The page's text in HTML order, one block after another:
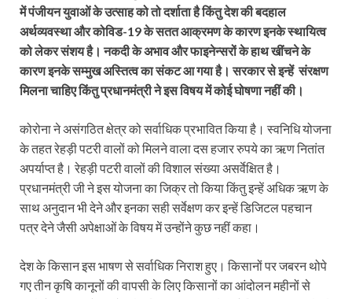
में पंजीयन युवाओं के उत्साह को तो दर्शाता है किंतु देश की बदहाल
अर्थव्यवस्था और कोविड-19 के सतत आक्रमण के कारण इनके स्थायित्व
को लेकर संशय है। नकदी के अभाव और फाइनेन्सरों के हाथ खींचने के
कारण इनके सम्मुख अस्तित्व का संकट आ गया है। सरकार से इन्हें संरक्षण
मिलना चाहिए किंतु प्रधानमंत्री ने इस विषय में कोई घोषणा नहीं की।
कोरोना ने असंगठित क्षेत्र को सर्वाधिक प्रभावित किया है। स्वनिधि योजना
के तहत रेहड़ी पटरी वालों को मिलने वाला दस हजार रुपये का ऋण नितांत
अपर्याप्त है। रेहड़ी पटरी वालों की विशाल संख्या असर्वेक्षित है।
प्रधानमंत्री जी ने इस योजना का जिक्र तो किया किंतु इन्हें अधिक ऋण के
साथ अनुदान भी देने और इनका सही सर्वेक्षण कर इन्हें डिजिटल पहचान
पत्र देने जैसी अपेक्षाओं के विषय में उन्होंने कुछ नहीं कहा।
देश के किसान इस भाषण से सर्वाधिक निराश हुए। किसानों पर जबरन थोपे
गए तीन कृषि कानूनों की वापसी के लिए किसानों का आंदोलन महीनों से